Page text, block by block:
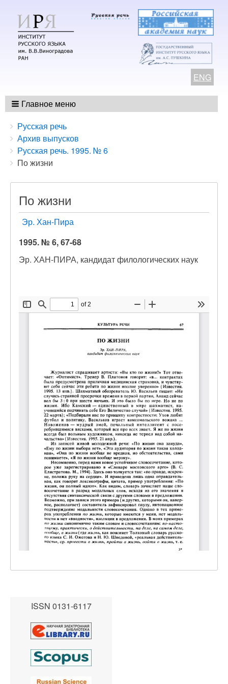
ENG
Главное меню
Breadcrumbs
You
are
here:
Русская речь
Архив выпусков
Русская речь. 1995. № 6
По жизни
По жизни
Эр. Хан-Пира
1995. № 6, 67-68
Эр. ХАН-ПИРА, кандидат филологических наук
ISSN 0131-6117